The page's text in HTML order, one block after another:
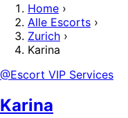
Home ›
Alle Escorts ›
Zurich ›
Karina
@Escort VIP Services
Karina